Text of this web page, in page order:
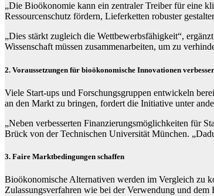
„Die Bioökonomie kann ein zentraler Treiber für eine
Ressourcenschutz fördern, Lieferketten robuster
„Dies stärkt zugleich die Wettbewerbsfähigkeit“,
Wissenschaft müssen zusammenarbeiten, um zu
2. Voraussetzungen für bioökonomische Innovationen
Viele Start-ups und Forschungsgruppen entwickeln
an den Markt zu bringen, fordert die Initiative unter
„Neben verbesserten Finanzierungsmöglichkeiten für
Brück von der Technischen Universität München.
3. Faire Marktbedingungen schaffen
Bioökonomische Alternativen werden im Vergleich zu
Zulassungsverfahren wie bei der Verwendung und